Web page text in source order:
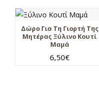
Δώρο Για Τη Γιορτή Της
Μητέρας Ξύλινο Κουτί
Μαμά
6,50€